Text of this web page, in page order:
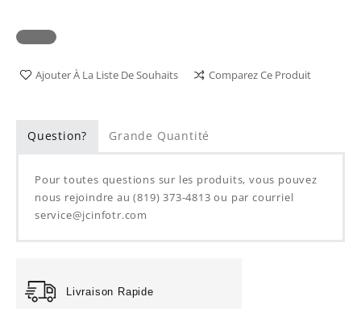
Ajouter À La Liste De Souhaits Comparez Ce Produit
Question? Grande Quantité
Pour toutes questions sur les produits, vous pouvez
nous rejoindre au (819) 373-4813 ou par courriel
service@jcinfotr.com
Livraison Rapide